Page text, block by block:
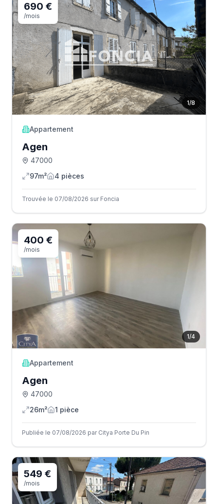
1/8
690 €
/mois
Appartement
Agen
47000
97m²
4 pièces
Trouvée le 07/08/2026 sur Foncia
1/4
400 €
/mois
Appartement
Agen
47000
26m²
1 pièce
Publiée le 07/08/2026 par Citya Porte Du Pin
549 €
/mois